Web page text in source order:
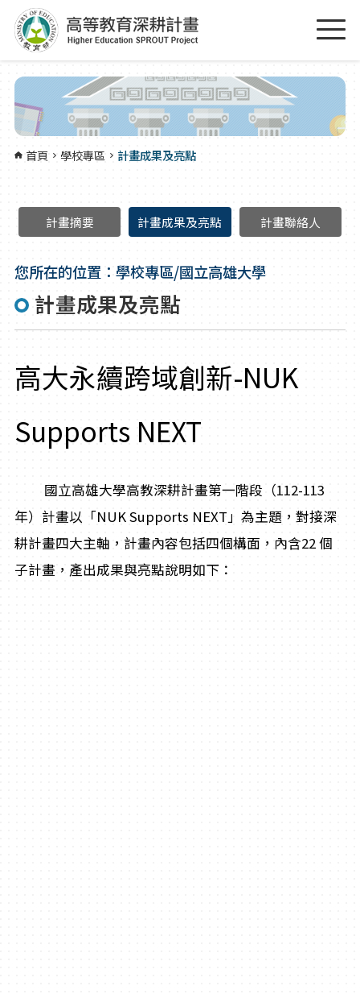
跳到主要內容區塊
首頁 學校專區 計畫成果及亮點
計畫摘要 計畫成果及亮點 計畫聯絡人
您所在的位置：學校專區/國立高雄大學
計畫成果及亮點
高大永續跨域創新-NUK
Supports NEXT
國立高雄大學高教深耕計畫第一階段（112-113
年）計畫以「NUK Supports NEXT」為主題，對接深
耕計畫四大主軸，計畫內容包括四個構面，內含22 個
子計畫，產出成果與亮點說明如下：